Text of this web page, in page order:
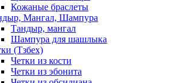
Кожаные браслеты
Мангал, Шампура
Тандыр, мангал
Шампура для шашлыка
(Тзбех)
Четки из кости
Четки из эбонита